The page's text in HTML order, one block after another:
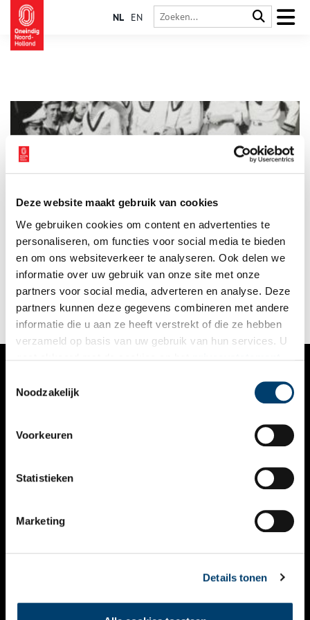
Deze website maakt gebruik van cookies
We gebruiken cookies om content en advertenties te
personaliseren, om functies voor social media te bieden
en om ons websiteverkeer te analyseren. Ook delen we
informatie over uw gebruik van onze site met onze
partners voor social media, adverteren en analyse. Deze
partners kunnen deze gegevens combineren met andere
informatie die u aan ze heeft verstrekt of die ze hebben
verzameld op basis van uw gebruik van hun services. U
Noodzakelijk
Voorkeuren
Statistieken
Marketing
Details tonen
NL EN
Een verbinding tussen twee punten. Een min of meer recht
getrokken lijn, een balans. De horizon, de nulmeridiaan, je zelf
geplotte koers: allemaal strepen die niet weg te denken zijn
uit de maritieme wereld. De streep heeft er inmiddels een
brede carrière op zitten en is nog lang niet op zijn retour. Niet
op het water en niet in de mode. Een ode aan de maritieme
streep!
VERHALEN
KALENDER
THEMA’S
VIDEO’S
CONTACT